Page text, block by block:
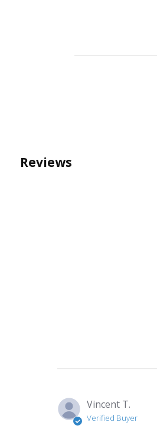
Reviews
Vincent T.
Verified Buyer